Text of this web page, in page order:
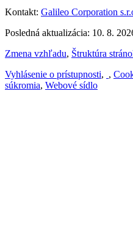
Kontakt: Galileo Corporation
Posledná aktualizácia: 10. 8.
Zmena vzhľadu, Štruktúra
Vyhlásenie o prístupnosti, ,
súkromia, Webové sídlo